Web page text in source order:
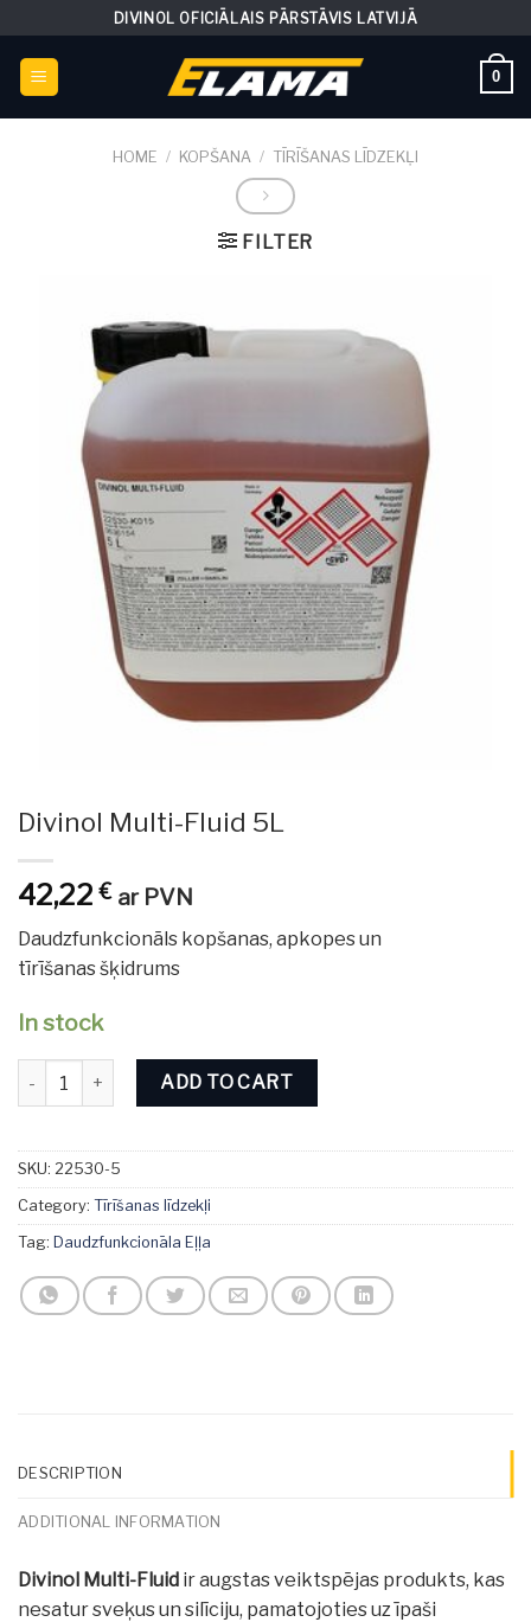
to
content
DIVINOL OFICIĀLAIS PĀRSTĀVIS LATVIJĀ
0
HOME / KOPŠANA / TĪRĪŠANAS LĪDZEKĻI
FILTER
Divinol Multi-Fluid 5L
42,22€ ar PVN
Daudzfunkcionāls kopšanas, apkopes un
tīrīšanasšķidrums
In stock
Divinol Multi-Fluid 5L quantity
ADD TO CART
SKU: 22530-5
Category: Tīrīšanas līdzekļi
Tag: Daudzfunkcionāla Eļļa
DESCRIPTION
ADDITIONAL INFORMATION
Divinol Multi-Fluid ir augstas veiktspējas produkts, kas
nesatur sveķus un silīciju, pamatojoties uz īpaši